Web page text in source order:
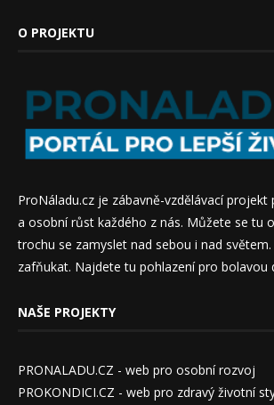
O PROJEKTU
ProNáladu.cz je zábavně-vzdělávací
a osobní růst každého z nás. Můžete se tu
trochu se zamyslet nad sebou i nad
zafňukat. Najdete tu pohlazení pro bolavou
NAŠE PROJEKTY
PRONALADU.CZ - web pro osobní rozvoj
PROKONDICI.CZ - web pro zdravý životní